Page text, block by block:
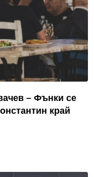
– Фънки се
край